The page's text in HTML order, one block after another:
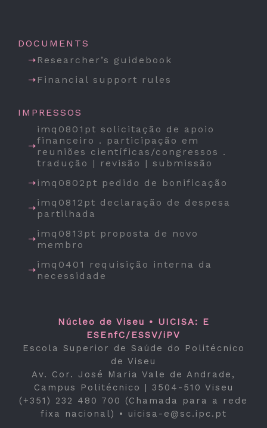
DOCUMENTS
Researcher’s guidebook
Financial support rules
IMPRESSOS
imq0801pt solicitação de apoio
financeiro . participação em
reuniões científicas/congressos .
tradução | revisão | submissão
imq0802pt pedido de bonificação
imq0812pt declaração de despesa
partilhada
imq0813pt proposta de novo
membro
imq0401 requisição interna da
necessidade
Núcleo de Viseu • UICISA: E
ESEnfC/ESSV/iPV
Escola Superior de Saúde do Politécnico
de Viseu
Av. Cor. José Maria Vale de Andrade,
Campus Politécnico | 3504-510 Viseu
(+351) 232 480 700 (Chamada para a rede
fixa nacional) • uicisa-e@sc.ipc.pt